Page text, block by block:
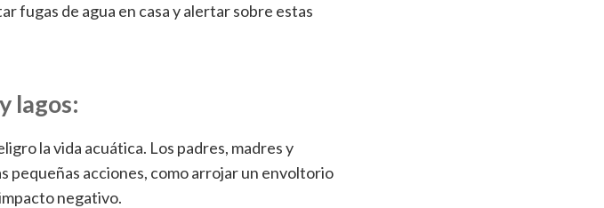
fugas de agua en casa y alertar sobre estas
lagos:
la vida acuática. Los padres, madres y
pequeñas acciones, como arrojar un envoltorio
negativo.